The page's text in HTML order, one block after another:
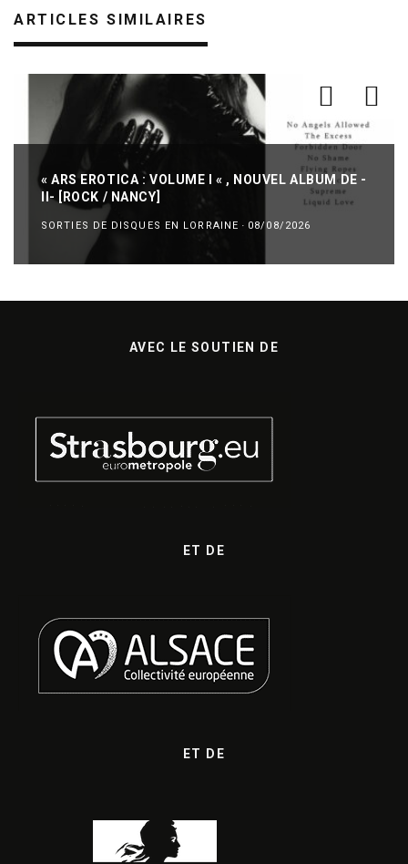
ARTICLES SIMILAIRES
« ARS EROTICA : VOLUME I « , NOUVEL ALBUM DE -
II- [ROCK / NANCY]
SORTIES DE DISQUES EN LORRAINE · 08/08/2026
AVEC LE SOUTIEN DE
ET DE
ET DE